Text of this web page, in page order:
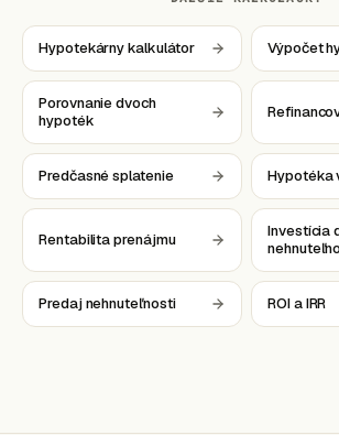
Hypotekárny kalkulátor Výpočet
Porovnanie dvoch
hypoték
Predčasné splatenie Hypotéka
Rentabilita prenájmu
Investícia
Predaj nehnuteľnosti ROI a IRR